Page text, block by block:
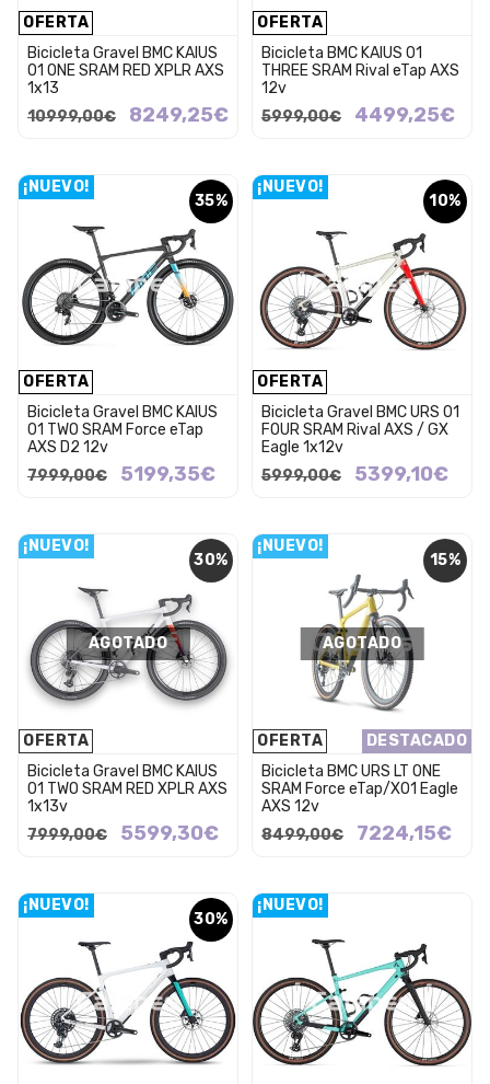
OFERTA
Bicicleta Gravel BMC KAIUS
01 ONE SRAM RED XPLR AXS
1x13
10999,00€
8249,25€
OFERTA
Bicicleta BMC KAIUS 01
THREE SRAM Rival eTap AXS
12v
5999,00€
4499,25€
35%
OFERTA
¡NUEVO!
Bicicleta Gravel BMC KAIUS
01 TWO SRAM Force eTap
AXS D2 12v
7999,00€
5199,35€
10%
OFERTA
¡NUEVO!
Bicicleta Gravel BMC URS 01
FOUR SRAM Rival AXS / GX
Eagle 1x12v
5999,00€
5399,10€
30%
OFERTA
¡NUEVO!
AGOTADO
Bicicleta Gravel BMC KAIUS
01 TWO SRAM RED XPLR AXS
1x13v
7999,00€
5599,30€
15%
OFERTA DESTACADO
¡NUEVO!
AGOTADO
Bicicleta BMC URS LT ONE
SRAM Force eTap/X01 Eagle
AXS 12v
8499,00€
7224,15€
30%
¡NUEVO! ¡NUEVO!